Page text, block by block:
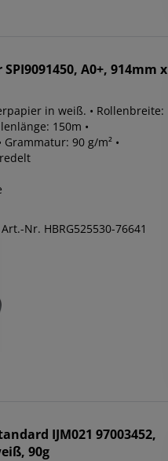
A0+, 914mm x
in weiß. • Rollenbreite:
150m •
90 g/m² •
Art.-Nr. HBRG525530-76641
IJM021 97003452,
90g